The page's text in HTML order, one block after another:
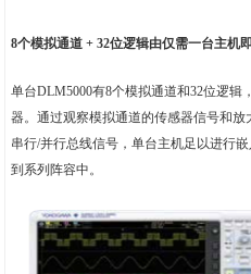
8个模拟通道 + 32位逻辑由仅需一台主机即
单台DLM5000有8个模拟通道和32位逻辑
器。通过观察模拟通道的传感器信号和
串行/并行总线信号，单台主机足以进行
到系列阵容中。